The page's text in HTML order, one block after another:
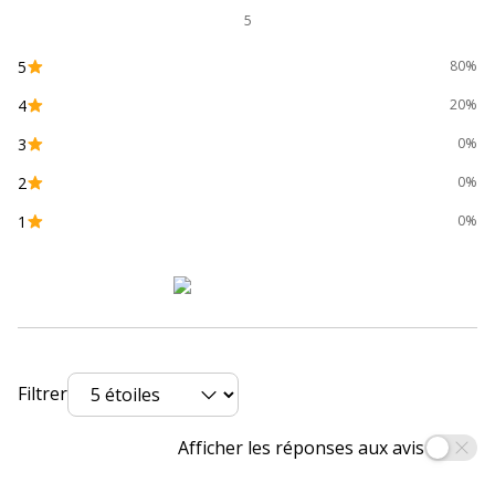
Hauteur
Largeur
Profondeur
5
5 80%
4 20%
3 0%
2 0%
1 0%
Filtrer
Afficher les réponses aux avis